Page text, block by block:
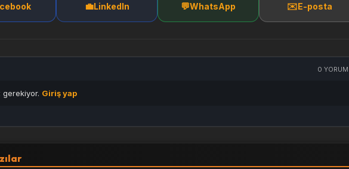
💼LinkedIn 💬WhatsApp ✉️E-posta
0 YORUM
gerekiyor. Giriş yap